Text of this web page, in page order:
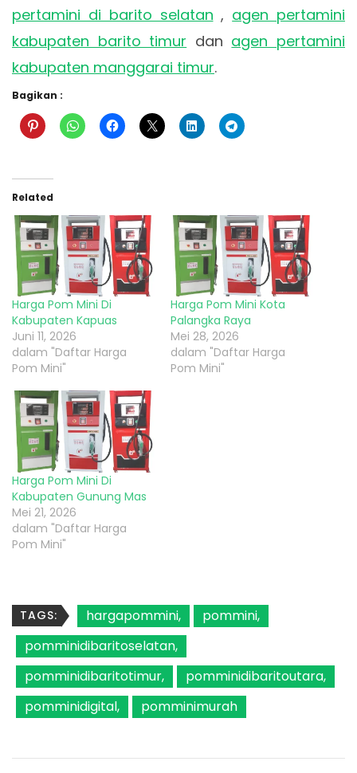
pertamini di barito selatan , agen pertamini
kabupaten barito timur dan agen pertamini
kabupaten manggarai timur.
Bagikan :
Related
Harga Pom Mini Di
Kabupaten Kapuas
Juni 11, 2026
dalam "Daftar Harga
Pom Mini"
Harga Pom Mini Kota
Palangka Raya
Mei 28, 2026
dalam "Daftar Harga
Pom Mini"
Harga Pom Mini Di
Kabupaten Gunung Mas
Mei 21, 2026
dalam "Daftar Harga
Pom Mini"
TAGS: hargapommini
pommini
pomminidibaritoselatan
pomminidibaritotimur
pomminidibaritoutara
pomminidigital
pomminimurah